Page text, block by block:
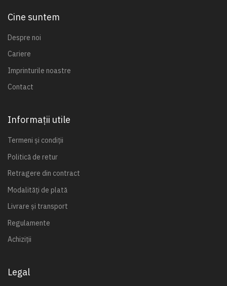
Cine suntem
Despre noi
Cariere
Imprinturile noastre
Contact
Informații utile
Termeni și condiții
Politică de retur
Retragere din contract
Modalități de plată
Livrare și transport
Regulamente
Achiziții
Legal